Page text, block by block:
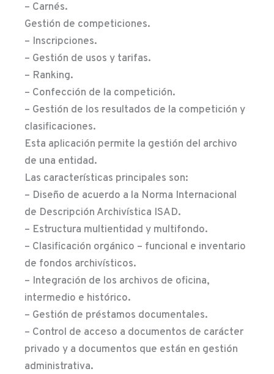
– Carnés.
Gestión de competiciones.
– Inscripciones.
– Gestión de usos y tarifas.
– Ranking.
– Confección de la competición.
– Gestión de los resultados de la competición y
clasificaciones.
Esta aplicación permite la gestión del archivo
de una entidad.
Las características principales son:
– Diseño de acuerdo a la Norma Internacional
de Descripción Archivística ISAD.
– Estructura multientidad y multifondo.
– Clasificación orgánico – funcional e inventario
de fondos archivísticos.
– Integración de los archivos de oficina,
intermedio e histórico.
– Gestión de préstamos documentales.
– Control de acceso a documentos de carácter
privado y a documentos que están en gestión
administrativa.